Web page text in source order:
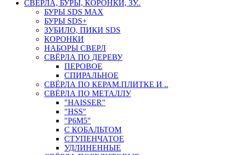
СВЕРЛА, БУРЫ, КОРОНКИ, ЗУ..
БУРЫ SDS MAX
БУРЫ SDS+
ЗУБИЛО, ПИКИ SDS
КОРОНКИ
НАБОРЫ СВЕРЛ
СВЁРЛА ПО ДЕРЕВУ
ПЕРОВОЕ
СПИРАЛЬНОЕ
СВЁРЛА ПО КЕРАМ.ПЛИТКЕ И ..
СВЁРЛА ПО МЕТАЛЛУ
"HAISSER"
"HSS"
"Р6М5"
С КОБАЛЬТОМ
СТУПЕНЧАТОЕ
УДЛИНЕННЫЕ